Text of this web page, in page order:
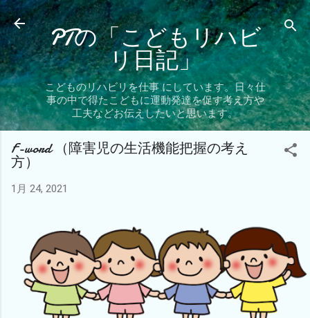
スキップしてメイン コンテンツに移動
PTの「こどもリハビ
リ日記」
こどものリハビリを仕事 にしています。日々仕
事の中で得たこどもに運動発達を促す考え方や
工夫などお伝えしたいと思います。
F-word （障害児の生活機能把握の考え
方）
1月 24, 2021